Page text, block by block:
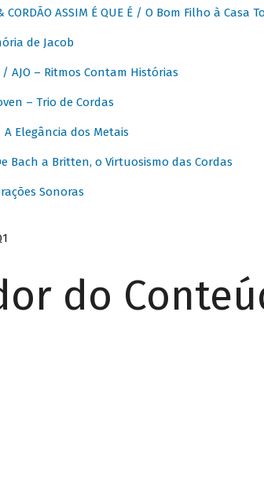
CORDÃO ASSIM É QUE É / O Bom Filho à Casa
de Jacob
/ AJO – Ritmos Contam Histórias
– Trio de Cordas
A Elegância dos Metais
Bach a Britten, o Virtuosismo das Cordas
Sonoras
do